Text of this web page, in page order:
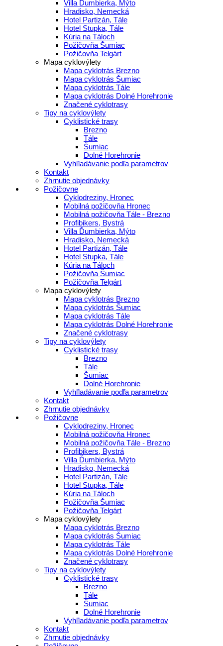
Villa Ďumbierka, Mýto
Hradisko, Nemecká
Hotel Partizán, Tále
Hotel Stupka, Tále
Kúria na Táloch
Požičovňa Šumiac
Požičovňa Telgárt
Mapa cyklovýlety
Mapa cyklotrás Brezno
Mapa cyklotrás Šumiac
Mapa cyklotrás Tále
Mapa cyklotrás Dolné Horehronie
Značené cyklotrasy
Tipy na cyklovýlety
Cyklistické trasy
Brezno
Tále
Šumiac
Dolné Horehronie
Vyhľladávanie podľa parametrov
Kontakt
Zhrnutie objednávky
Požičovne
Cyklodreziny, Hronec
Mobilná požičovňa Hronec
Mobilná požičovňa Tále - Brezno
Profibikers, Bystrá
Villa Ďumbierka, Mýto
Hradisko, Nemecká
Hotel Partizán, Tále
Hotel Stupka, Tále
Kúria na Táloch
Požičovňa Šumiac
Požičovňa Telgárt
Mapa cyklovýlety
Mapa cyklotrás Brezno
Mapa cyklotrás Šumiac
Mapa cyklotrás Tále
Mapa cyklotrás Dolné Horehronie
Značené cyklotrasy
Tipy na cyklovýlety
Cyklistické trasy
Brezno
Tále
Šumiac
Dolné Horehronie
Vyhľladávanie podľa parametrov
Kontakt
Zhrnutie objednávky
Požičovne
Cyklodreziny, Hronec
Mobilná požičovňa Hronec
Mobilná požičovňa Tále - Brezno
Profibikers, Bystrá
Villa Ďumbierka, Mýto
Hradisko, Nemecká
Hotel Partizán, Tále
Hotel Stupka, Tále
Kúria na Táloch
Požičovňa Šumiac
Požičovňa Telgárt
Mapa cyklovýlety
Mapa cyklotrás Brezno
Mapa cyklotrás Šumiac
Mapa cyklotrás Tále
Mapa cyklotrás Dolné Horehronie
Značené cyklotrasy
Tipy na cyklovýlety
Cyklistické trasy
Brezno
Tále
Šumiac
Dolné Horehronie
Vyhľladávanie podľa parametrov
Kontakt
Zhrnutie objednávky